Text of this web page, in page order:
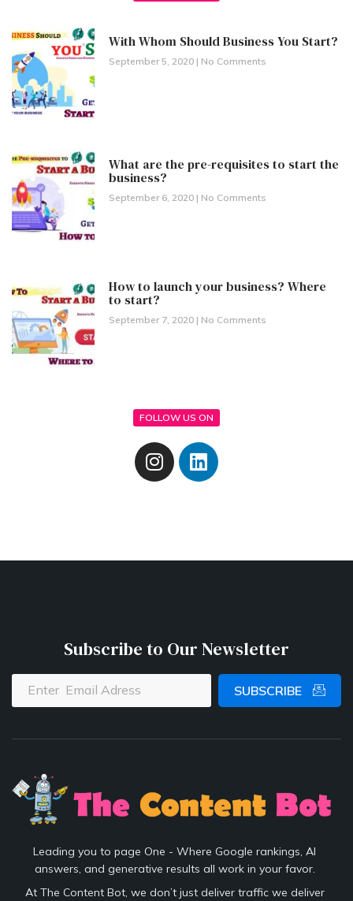
With Whom Should Business You Start?
September 5, 2020 No Comments
What are the pre-requisites to start the
business?
September 6, 2020 No Comments
How to launch your business? Where
to start?
September 7, 2020 No Comments
FOLLOW US ON
Subscribe to Our Newsletter
SUBSCRIBE
Leading you to page One - Where Google rankings, AI
answers, and generative results all work in your favor.
At The Content Bot, we don’t just deliver traffic we deliver